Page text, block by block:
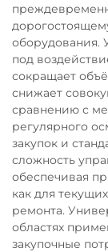
оборудования.
под
сокращает
снижает
сравнению с
регулярного
закупок и
сложность
обеспечивая
как для
ремонта.
областях
закупочные